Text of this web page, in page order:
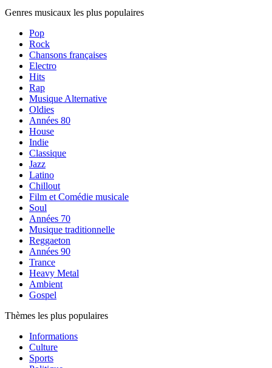
Genres musicaux les plus populaires
Pop
Rock
Chansons françaises
Electro
Hits
Rap
Musique Alternative
Oldies
Années 80
House
Indie
Classique
Jazz
Latino
Chillout
Film et Comédie musicale
Soul
Années 70
Musique traditionnelle
Reggaeton
Années 90
Trance
Heavy Metal
Ambient
Gospel
Thèmes les plus populaires
Informations
Culture
Sports